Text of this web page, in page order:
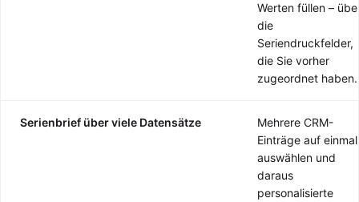
Werten füllen –
die
Seriendruckfelder,
die Sie vorher
zugeordnet haben.
Serienbrief über viele Datensätze
Mehrere CRM-
Einträge auf einmal
auswählen und
daraus
personalisierte